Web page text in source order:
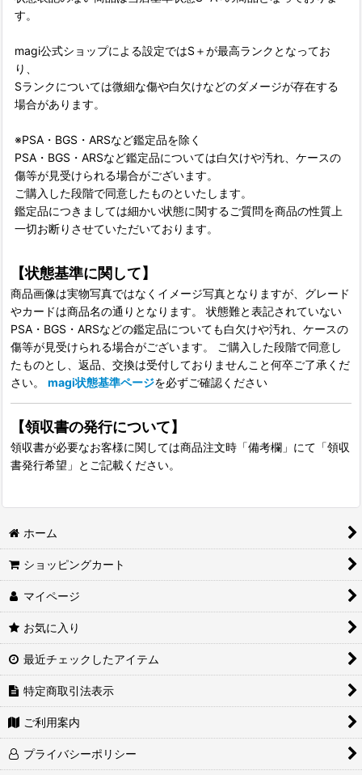
す。
magi公式ショップによる設定ではS＋が最高ランクとなってお
り、
Sランクについては微細な傷や白欠けなどのダメージが存在する
場合があります。
※PSA・BGS・ARSなど鑑定品を除く
PSA・BGS・ARSなど鑑定品については白欠けや汚れ、ケースの
傷等が見受けられる場合がございます。
ご購入した段階で同意したものといたします。
鑑定品につきましては細かい状態に関するご質問を商品の性質上
一切お断りさせていただいております。
【状態基準に関して】
商品画像は実物写真ではなくイメージ写真となりますが、グレード
やカードは商品名の通りとなります。 状態難と表記されていない
PSA・BGS・ARSなどの鑑定品についても白欠けや汚れ、ケースの
傷等が見受けられる場合がございます。 ご購入した段階で同意し
たものとし、返品、交換は受付しておりませんこと何卒ご了承くだ
さい。 magi状態基準ページを必ずご確認ください
【領収書の発行について】
領収書が必要なお客様に関しては商品注文時「備考欄」にて「領収
書発行希望」とご記載ください。
ホーム
ショッピングカート
マイページ
お気に入り
最近チェックしたアイテム
特定商取引法表示
ご利用案内
プライバシーポリシー